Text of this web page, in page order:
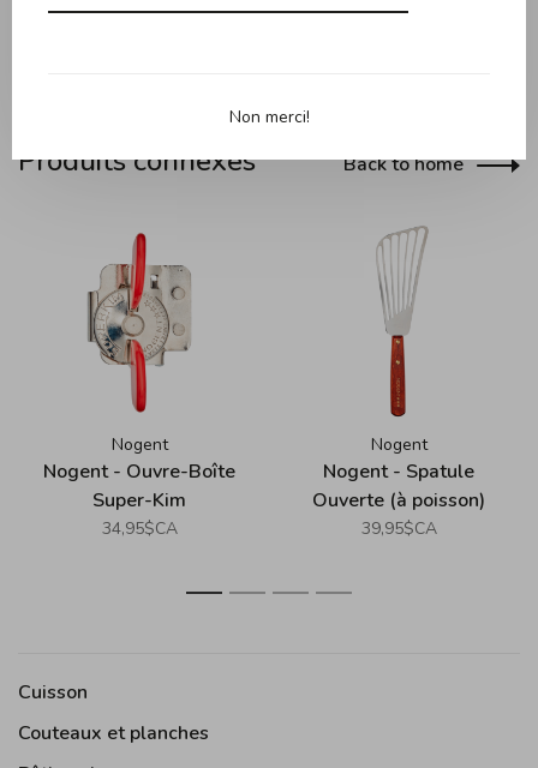
Produits connexes Back to home
Nogent
Nogent - Ouvre-Boîte
Super-Kim
34,95$CA
Nogent
Nogent - Spatule
Ouverte (à poisson)
(16cm / 6.25"), bois
39,95$CA
1 2 3 4
Cuisson
Couteaux et planches
Non merci!